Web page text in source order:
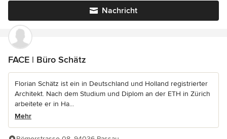
Nachricht
FACE | Büro Schätz
Florian Schätz ist ein in Deutschland und Holland registrierter
Architekt. Nach dem Studium und Diplom an der ETH in Zürich
arbeitete er in Ha...
Mehr